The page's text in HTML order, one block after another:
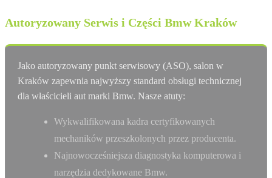
Autoryzowany Serwis i Części Bmw Kraków
Jako autoryzowany punkt serwisowy (ASO), salon w
Kraków zapewnia najwyższy standard obsługi technicznej
dla właścicieli aut marki Bmw. Nasze atuty:
Wykwalifikowana kadra certyfikowanych
mechaników przeszkolonych przez producenta.
Najnowocześniejsza diagnostyka komputerowa i
narzędzia dedykowane Bmw.